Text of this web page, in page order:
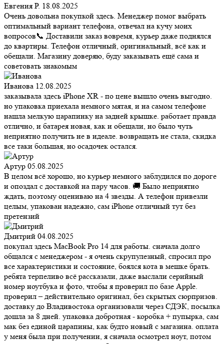
Евгения Р. 18.08.2025
Очень довольна покупкой здесь. Менеджер помог выбрать
оптимальный вариант телефона, отвечал на кучу моих
вопросов📞 Доставили заказ вовремя, курьер даже поднялся
до квартиры. Телефон отличный, оригинальный, всё как и
обещали. Магазину доверяю, буду заказывать ещё сама и
советовать знакомым
Иванова 12.08.2025
заказывала здесь iPhone XR - по цене вышло очень выгодно.
но упаковка приехала немного мятая, и на самом телефоне
нашла мелкую царапинку на задней крышке. работает правда
отлично, и батарея новая, как и обещали, но было чуть
неприятно получить не в идеале. возвращать не стала, скидка
все таки большая, но осадочек остался.
Артур 05.08.2025
В целом всё хорошо, но курьер немного заблудился по дороге
и опоздал с доставкой на пару часов. 🚚 Было неприятно
ждать, поэтому оцениваю на 4 звезды. А телефон привезли
целым, упакован надежно, сам iPhone отличный тут без
претензий
Дмитрий 04.08.2025
покупал здесь MacBook Pro 14 для работы. сначала долго
общался с менеджером - я очень скрупулезный, спросил про
все характеристики и состояние, боялся кота в мешке брать.
ребята терпеливо всё рассказали, даже выслали серийный
номер ноутбука и фото, чтобы я проверил по базе Apple.
проверил – действительно оригинал, без скрытых сюрпризов.
доставку до Владивостока организовали через СДЭК, посылка
дошла за 8 дней. упаковка добротная - коробка + пупырка, сам
мак без единой царапины, как будто новый с магазина. оплата
у меня была при получении, я сначала осмотрел ноут, потом